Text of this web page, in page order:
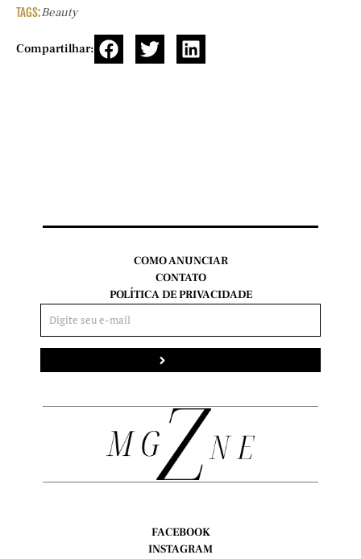
TAGS:Beauty
Compartilhar:
FACEBOOK
INSTAGRAM
COMO ANUNCIAR
CONTATO
POLÍTICA DE PRIVACIDADE